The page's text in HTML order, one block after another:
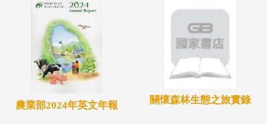
農業部2024年英文年報 關懷森林生態之旅實錄